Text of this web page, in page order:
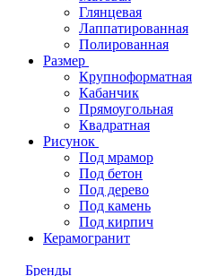
Глянцевая
Лаппатированная
Полированная
Размер
Крупноформатная
Кабанчик
Прямоугольная
Квадратная
Рисунок
Под мрамор
Под бетон
Под дерево
Под камень
Под кирпич
Керамогранит
Бренды